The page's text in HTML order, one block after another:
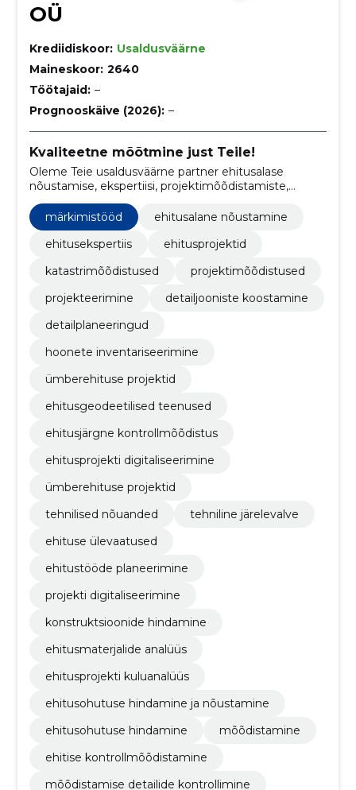
OÜ
Krediidiskoor: Usaldusväärne
Maineskoor: 2640
Töötajaid: –
Prognooskäive (2026): –
Kvaliteetne mõõtmine just Teile!
Oleme Teie usaldusväärne partner ehitusalase
nõustamise, ekspertiisi, projektimõõdistamiste,
märkimistööde, ümberehituse projektide,
ehitusejärgsete kontrollmõõdistuste ja ehitusprojekti
digitaliseerimise valdkonnas.
märkimistööd
ehitusalane nõustamine
ehitusekspertiis
ehitusprojektid
katastrimõõdistused
projektimõõdistused
projekteerimine
detailjooniste koostamine
detailplaneeringud
hoonete inventariseerimine
ümberehituse projektid
ehitusgeodeetilised teenused
ehitusjärgne kontrollmõõdistus
ehitusprojekti digitaliseerimine
ümberehituse projektid
tehnilised nõuanded
tehniline järelevalve
ehituse ülevaatused
ehitustööde planeerimine
projekti digitaliseerimine
konstruktsioonide hindamine
ehitusmaterjalide analüüs
ehitusprojekti kuluanalüüs
ehitusohutuse hindamine ja nõustamine
ehitusohutuse hindamine
mõõdistamine
ehitise kontrollmõõdistamine
mõõdistamise detailide kontrollimine